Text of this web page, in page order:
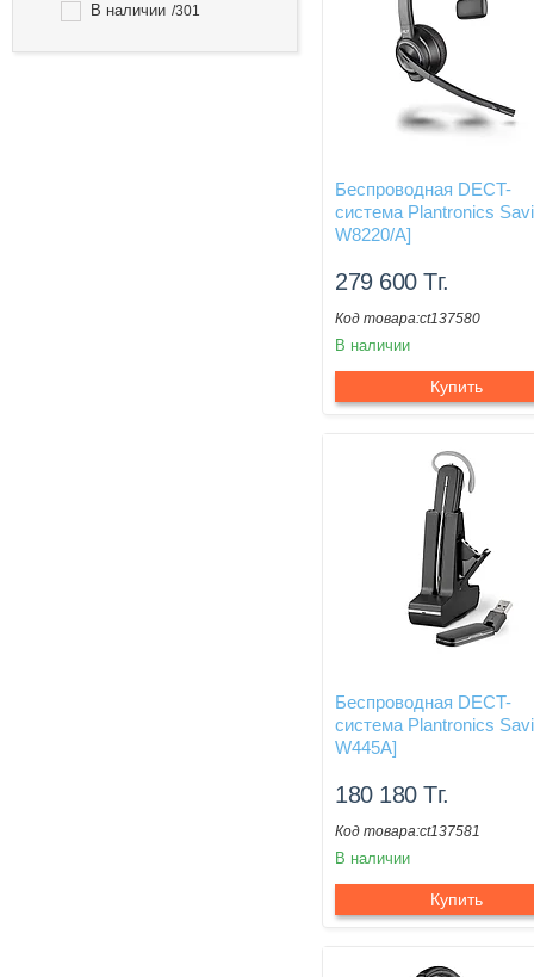
В наличии 301
Беспроводная DECT-
система Plantronics
W8220/A]
279 600Тг.
ct137580
В наличии
Купить
Беспроводная DECT-
система Plantronics
W445A]
180 180Тг.
ct137581
В наличии
Купить